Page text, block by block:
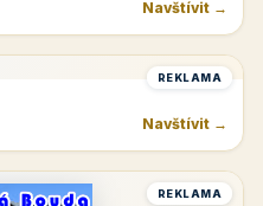
REKLAMA